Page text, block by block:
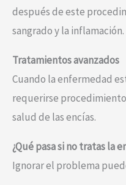
después de este
sangrado y la inflamación.
Tratamientos avanzados
Cuando la enfermedad
requerirse
salud de las encías.
¿Qué pasa si no tratas la
Ignorar el problema